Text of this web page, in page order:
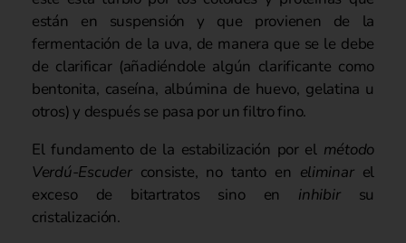
están en suspensión y que provienen de la
fermentación de la uva, de manera que se le debe
de clarificar (añadiéndole algún clarificante como
bentonita, caseína, albúmina de huevo, gelatina u
otros) y después se pasa por un filtro fino.
El fundamento de la estabilización por el método
Verdú-Escuder consiste, no tanto en eliminarel
exceso de bitartratos sino en inhibirsu
cristalización.